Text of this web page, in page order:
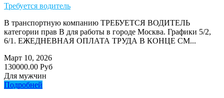
Требуется водитель
В транспортную компанию ТРЕБУЕТСЯ ВОДИТЕЛЬ
категории прав В для работы в городе Москва. Графики 5/2,
6/1. ЕЖЕДНЕВНАЯ ОПЛАТА ТРУДА В КОНЦЕ СМ...
Март 10, 2026
130000.00 Руб
Для мужчин
Подробней